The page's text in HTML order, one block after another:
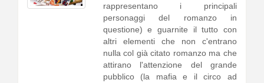
rappresentano i principali
personaggi del romanzo in
questione) e guarnite il tutto con
altri elementi che non c'entrano
nulla col già citato romanzo ma che
attirano l'attenzione del grande
pubblico (la mafia e il circo ad